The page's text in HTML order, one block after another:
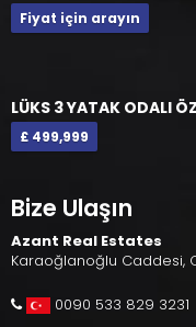
Fiyat için arayın
LÜKS 3 YATAK ODALI
£ 499,999
Bize Ulaşın
Azant Real Estates
Karaoğlanoğlu Caddesi,
0090 533 829 3231